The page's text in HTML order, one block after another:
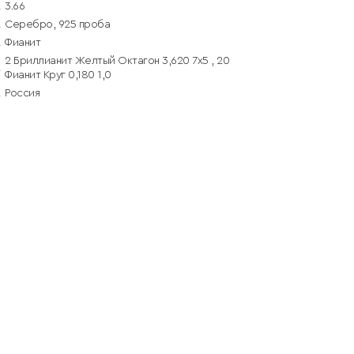
3.66
Серебро, 925 проба
Фианит
2 Бриллианит Желтый Октагон 3,620 7х5 , 20
Фианит Круг 0,180 1,0
Россия